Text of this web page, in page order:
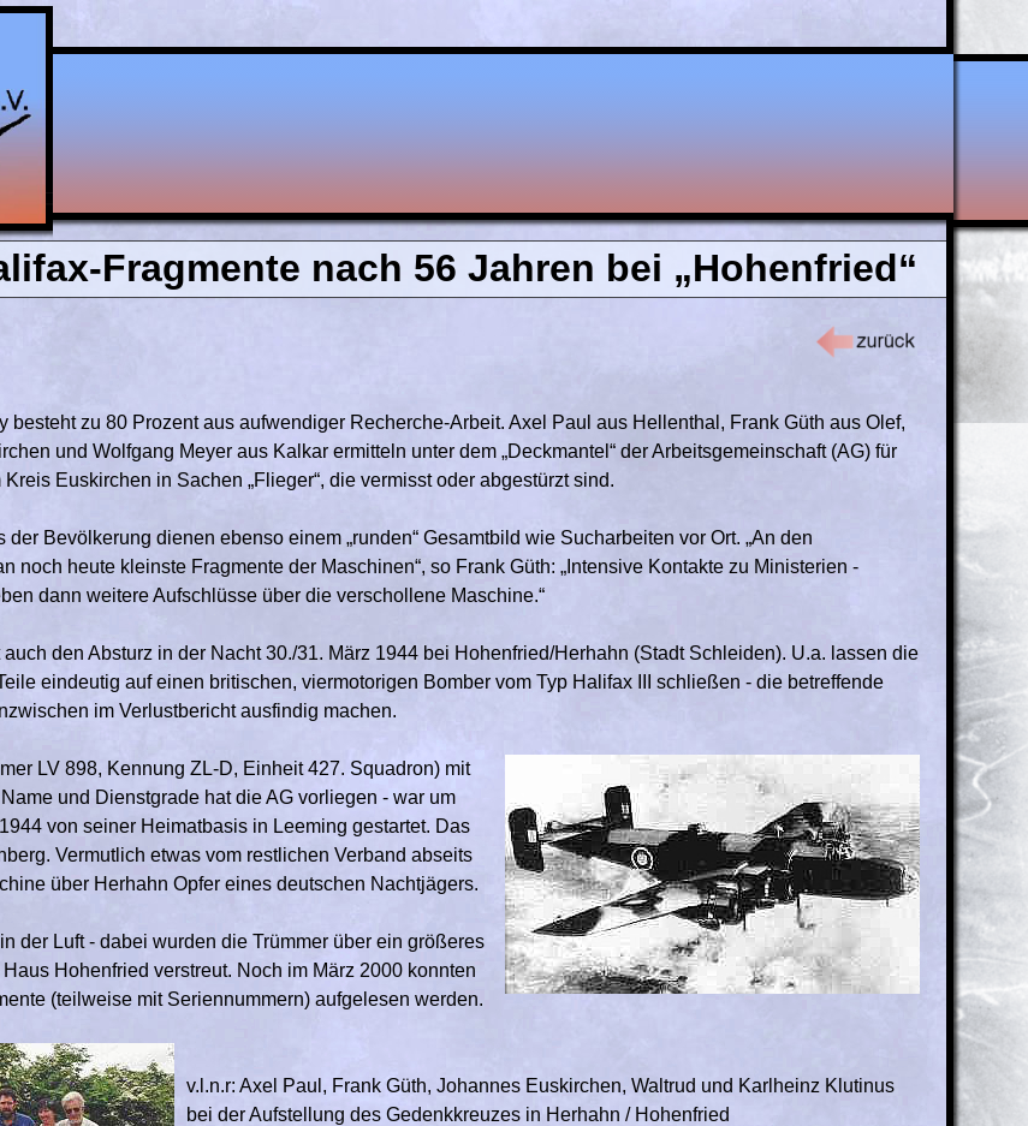
Fragmente nach 56 Jahren bei „Hohenfried“
besteht zu 80 Prozent aus aufwendiger Recherche-Arbeit. Axel Paul aus Hellenthal, Frank Güth aus Olef,
und Wolfgang Meyer aus Kalkar ermitteln unter dem „Deckmantel“ der Arbeitsgemeinschaft (AG) für
Euskirchen in Sachen „Flieger“, die vermisst oder abgestürzt sind.
der Bevölkerung dienen ebenso einem „runden“ Gesamtbild wie Sucharbeiten vor Ort. „An den
noch heute kleinste Fragmente der Maschinen“, so Frank Güth: „Intensive Kontakte zu Ministerien -
dann weitere Aufschlüsse über die verschollene Maschine.“
den Absturz in der Nacht 30./31. März 1944 bei Hohenfried/Herhahn (Stadt Schleiden). U.a. lassen die
eindeutig auf einen britischen, viermotorigen Bomber vom Typ Halifax III schließen - die betreffende
im Verlustbericht ausfindig machen.
LV 898, Kennung ZL-D, Einheit 427. Squadron) mit
und Dienstgrade hat die AG vorliegen - war um
von seiner Heimatbasis in Leeming gestartet. Das
Vermutlich etwas vom restlichen Verband abseits
über Herhahn Opfer eines deutschen Nachtjägers.
der Luft - dabei wurden die Trümmer über ein größeres
Hohenfried verstreut. Noch im März 2000 konnten
(teilweise mit Seriennummern) aufgelesen werden.
v.l.n.r: Axel Paul, Frank Güth, Johannes Euskirchen, Waltrud und Karlheinz Klutinus
bei der Aufstellung des Gedenkkreuzes in Herhahn / Hohenfried